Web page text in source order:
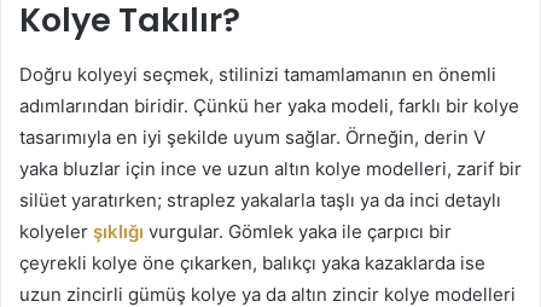
Kolye Takılır?
Doğru kolyeyi seçmek, stilinizi tamamlamanın en önemli
adımlarından biridir. Çünkü her yaka modeli, farklı bir kolye
tasarımıyla en iyi şekilde uyum sağlar. Örneğin, derin V
yaka bluzlar için ince ve uzun altın kolye modelleri, zarif bir
silüet yaratırken; straplez yakalarla taşlı ya da inci detaylı
kolyeler şıklığı vurgular. Gömlek yaka ile çarpıcı bir
çeyrekli kolye öne çıkarken, balıkçı yaka kazaklarda ise
uzun zincirli gümüş kolye ya da altın zincir kolye modelleri